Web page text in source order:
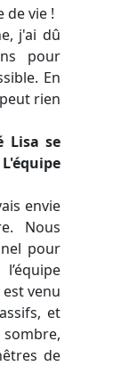
de vie !
j'ai dû
pour
En
rien
Lisa se
envie
Nous
pour
venu
et
de